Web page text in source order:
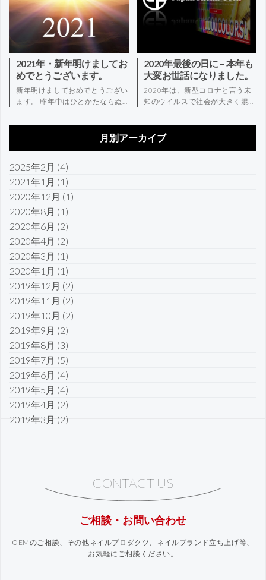
2021年・新年明けましてお
めでとうございます。
新年明けましておめでとうござい
ます。 昨年中はひとかたならぬ…
2020年最後の日に – 本年も
大変お世話になりました。
2020年は、新型コロナと言う未
知のウイルスで社会が大きく混…
月別アーカイブ
2025年2月 (4)
2021年1月 (1)
2020年12月 (1)
2020年8月 (1)
2020年6月 (2)
2020年4月 (2)
2020年3月 (1)
2020年1月 (1)
2019年12月 (2)
2019年11月 (2)
2019年10月 (2)
2019年9月 (2)
2019年8月 (3)
2019年7月 (5)
2019年6月 (4)
2019年5月 (4)
2019年4月 (2)
2019年3月 (2)
CONTACT US
ご相談・お問い合わせ
OEMのご相談、その他ネイルプロダクツ、ネイルブランド立ち上げ等、
お気軽にご相談ください。